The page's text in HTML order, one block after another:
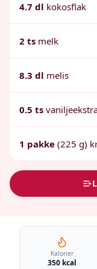
4.7 dl kokosflak
2 ts melk
8.3 dl melis
0.5 ts
1 pakke (225 g)
Kalorier
350 kcal